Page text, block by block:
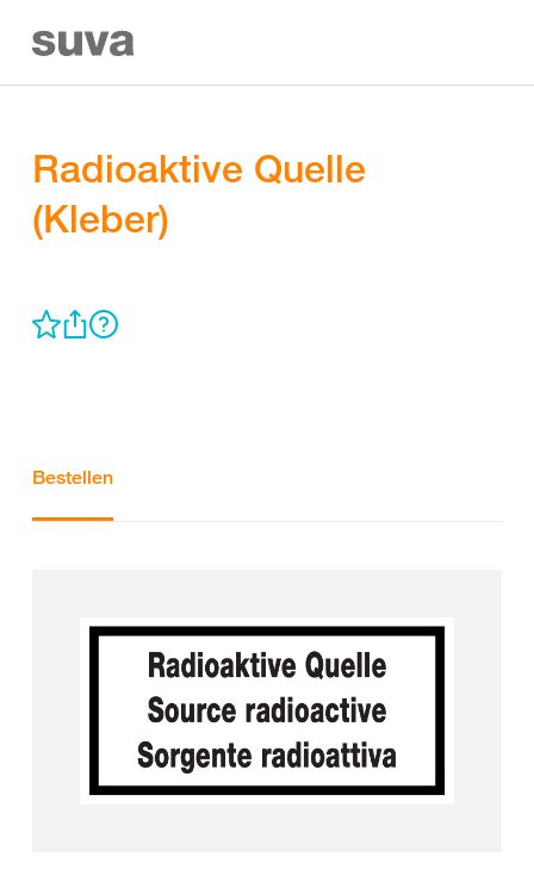
Radioaktive Quelle
(Kleber)
Bestellen